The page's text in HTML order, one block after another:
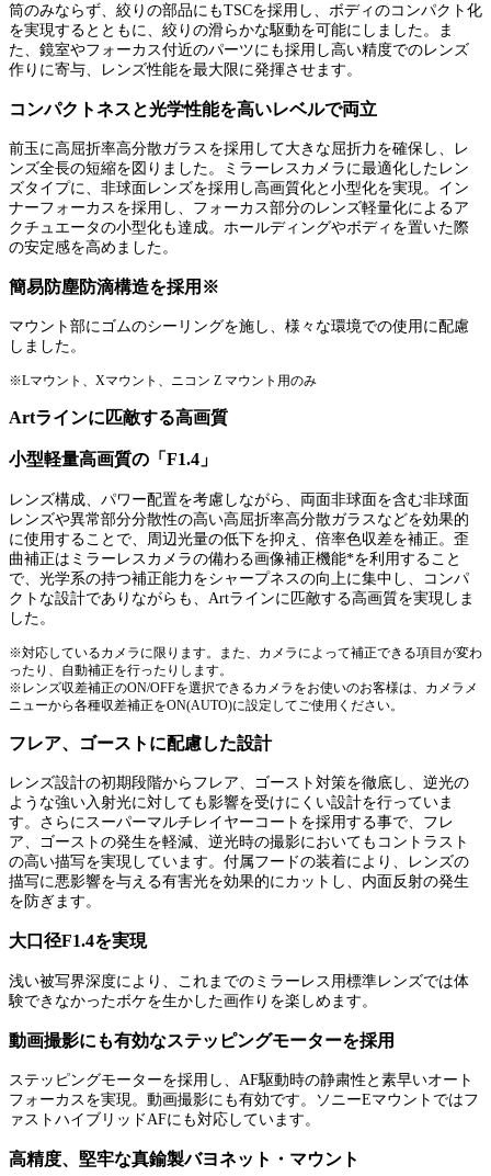
筒のみならず、絞りの部品にもTSCを採用し、ボディのコンパクト化
を実現するとともに、絞りの滑らかな駆動を可能にしました。ま
た、鏡室やフォーカス付近のパーツにも採用し高い精度でのレンズ
作りに寄与、レンズ性能を最大限に発揮させます。
コンパクトネスと光学性能を高いレベルで両立
前玉に高屈折率高分散ガラスを採用して大きな屈折力を確保し、レ
ンズ全長の短縮を図りました。ミラーレスカメラに最適化したレン
ズタイプに、非球面レンズを採用し高画質化と小型化を実現。イン
ナーフォーカスを採用し、フォーカス部分のレンズ軽量化によるア
クチュエータの小型化も達成。ホールディングやボディを置いた際
の安定感を高めました。
簡易防塵防滴構造を採用※
マウント部にゴムのシーリングを施し、様々な環境での使用に配慮
しました。
※Lマウント、Xマウント、ニコン Z マウント用のみ
Artラインに匹敵する高画質
小型軽量高画質の「F1.4」
レンズ構成、パワー配置を考慮しながら、両面非球面を含む非球面
レンズや異常部分分散性の高い高屈折率高分散ガラスなどを効果的
に使用することで、周辺光量の低下を抑え、倍率色収差を補正。歪
曲補正はミラーレスカメラの備わる画像補正機能*を利用すること
で、光学系の持つ補正能力をシャープネスの向上に集中し、コンパ
クトな設計でありながらも、Artラインに匹敵する高画質を実現しま
した。
※対応しているカメラに限ります。また、カメラによって補正できる項目が変わ
ったり、自動補正を行ったりします。
※レンズ収差補正のON/OFFを選択できるカメラをお使いのお客様は、カメラメ
ニューから各種収差補正をON(AUTO)に設定してご使用ください。
フレア、ゴーストに配慮した設計
レンズ設計の初期段階からフレア、ゴースト対策を徹底し、逆光の
ような強い入射光に対しても影響を受けにくい設計を行っていま
す。さらにスーパーマルチレイヤーコートを採用する事で、フレ
ア、ゴーストの発生を軽減、逆光時の撮影においてもコントラスト
の高い描写を実現しています。付属フードの装着により、レンズの
描写に悪影響を与える有害光を効果的にカットし、内面反射の発生
を防ぎます。
大口径F1.4を実現
浅い被写界深度により、これまでのミラーレス用標準レンズでは体
験できなかったボケを生かした画作りを楽しめます。
動画撮影にも有効なステッピングモーターを採用
ステッピングモーターを採用し、AF駆動時の静粛性と素早いオート
フォーカスを実現。動画撮影にも有効です。ソニーEマウントではフ
ァストハイブリッドAFにも対応しています。
高精度、堅牢な真鍮製バヨネット・マウント